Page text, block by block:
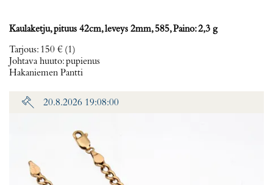
Kaulaketju, pituus 42cm, leveys 2mm, 585, Paino: 2,3 g
Tarjous: 150 € (1)
Johtava huuto:pupienus
Hakaniemen Pantti
20.8.2026 19:08:00